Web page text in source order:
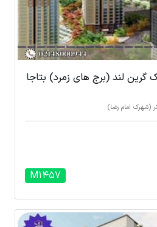
لند (برج های زمرد) بتاجا
(شهرک امام رضا)
M1457